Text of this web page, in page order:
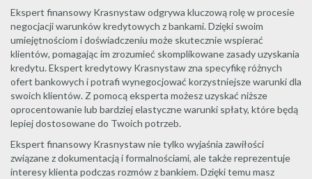
Ekspert finansowy Krasnystaw odgrywa kluczową rolę w procesie
negocjacji warunków kredytowych z bankami. Dzięki swoim
umiejętnościom i doświadczeniu może skutecznie wspierać
klientów, pomagając im zrozumieć skomplikowane zasady uzyskania
kredytu. Ekspert kredytowy Krasnystaw zna specyfikę różnych
ofert bankowych i potrafi wynegocjować korzystniejsze warunki dla
swoich klientów. Z pomocą eksperta możesz uzyskać niższe
oprocentowanie lub bardziej elastyczne warunki spłaty, które będą
lepiej dostosowane do Twoich potrzeb.
Ekspert finansowy Krasnystaw nie tylko wyjaśnia zawiłości
związane z dokumentacją i formalnościami, ale także reprezentuje
interesy klienta podczas rozmów z bankiem. Dzięki temu masz